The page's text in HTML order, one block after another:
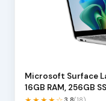
Microsoft Surface
16GB RAM, 256GB